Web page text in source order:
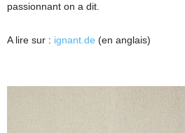
passionnant on a dit.
A lire sur : ignant.de (en anglais)